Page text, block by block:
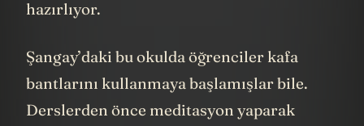
hazırlıyor.
Şangay’daki bu okulda öğrenciler kafa
bantlarını kullanmaya başlamışlar bile.
Derslerden önce meditasyon yaparak